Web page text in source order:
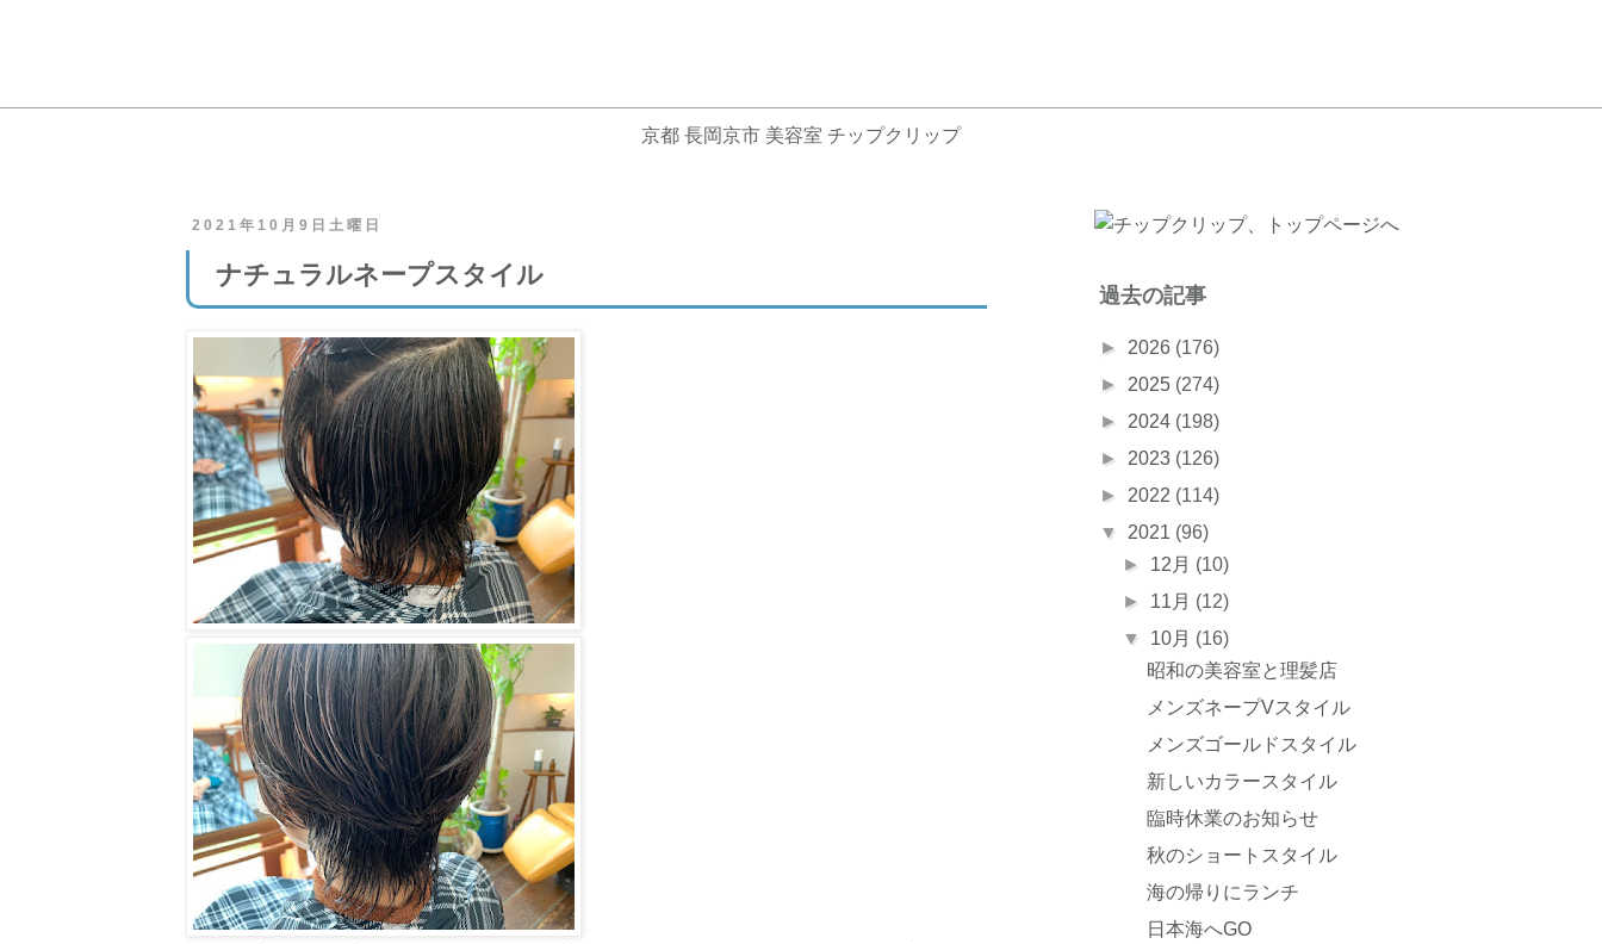
京都 長岡京市 美容室 チップクリップ
2021年10月9日土曜日
ナチュラルネープスタイル
過去の記事
► 2026 (176)
► 2025 (274)
► 2024 (198)
► 2023 (126)
► 2022 (114)
▼ 2021 (96)
► 12月 (10)
► 11月 (12)
▼ 10月 (16)
昭和の美容室と理髪店
メンズネープVスタイル
メンズゴールドスタイル
新しいカラースタイル
臨時休業のお知らせ
秋のショートスタイル
海の帰りにランチ
日本海へGO